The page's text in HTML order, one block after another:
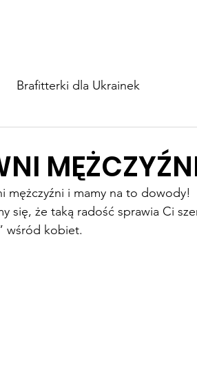
Brafitterki dla Ukrainek
mężczyźni i mamy na to dowody!
się, że taką radość sprawia Ci
wśród kobiet.